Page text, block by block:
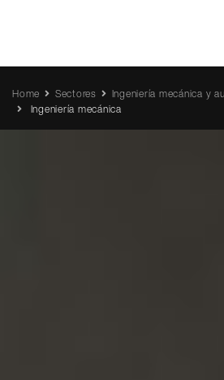
Home Sectores
Ingeniería mecánica y
Ingeniería mecánica